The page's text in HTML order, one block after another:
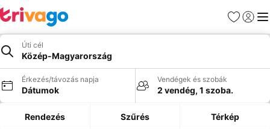
Kedvencek
Úti cél
Közép-Magyarország
Érkezés/távozás napja
Dátumok
Vendégek és szobák
2 vendég, 1 szoba.
Rendezés Szűrés Térkép